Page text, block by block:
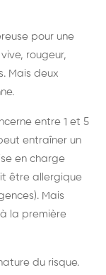
pour une
rougeur,
Mais deux
entre 1 et 5
entraîner un
en charge
être allergique
Mais
la première
du risque.